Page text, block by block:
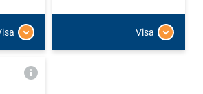
Visa